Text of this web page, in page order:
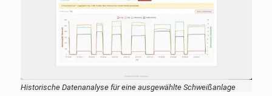
Historische Datenanalyse für eine ausgewählte Schweißanlage